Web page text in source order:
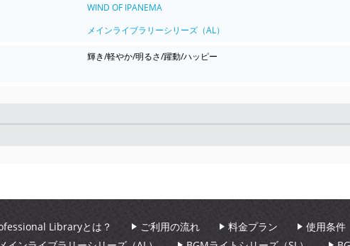
WIND OF IPANEMA
メインライブラリーシリーズ（AL）
輝き/軽やか/明るさ/躍動/ハッピー
Libraryとは？ ご利用の流れ 料金プラン 使用条件